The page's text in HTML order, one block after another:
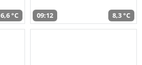
6,6 °C 09:12 8,3 °C